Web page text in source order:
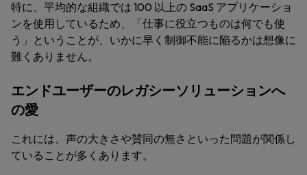
特に、平均的な組織では 100 以上の SaaS アプリケーショ
ンを使用しているため、「仕事に役立つものは何でも使
う」ということが、いかに早く制御不能に陥るかは想像に
難くありません。
エンドユーザーのレガシーソリューションへ
の愛
これには、声の大きさや賛同の無さといった問題が関係し
ていることが多くあります。